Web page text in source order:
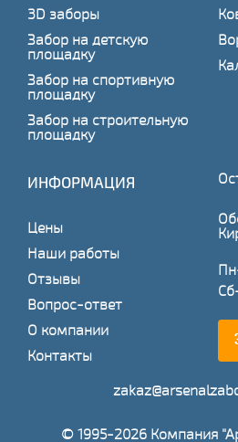
3D заборы
Забор на детскую
площадку
Забор на спортивную
площадку
Забор на строительную
площадку
ИНФОРМАЦИЯ
Цены
Наши работы
Отзывы
Вопрос-ответ
О компании
Контакты
© 1995-2026 Компания